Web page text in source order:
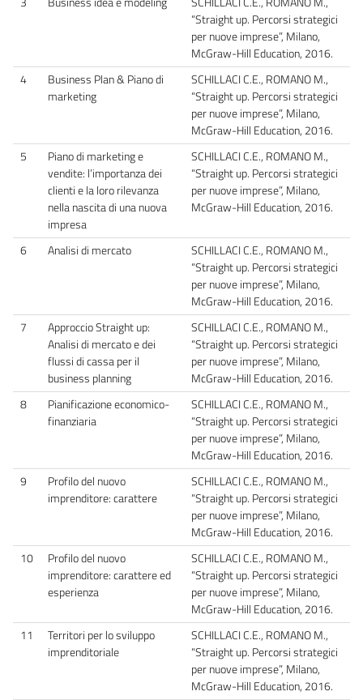
“Straight up. Percorsi strategici
per nuove imprese”, Milano,
McGraw-Hill Education, 2016.
4
Business Plan & Piano di
marketing
SCHILLACI C.E., ROMANO M.,
“Straight up. Percorsi strategici
per nuove imprese”, Milano,
McGraw-Hill Education, 2016.
5
Piano di marketing e
vendite: l’importanza dei
clienti e la loro rilevanza
nella nascita di una nuova
impresa
SCHILLACI C.E., ROMANO M.,
“Straight up. Percorsi strategici
per nuove imprese”, Milano,
McGraw-Hill Education, 2016.
6 Analisi di mercato
SCHILLACI C.E., ROMANO M.,
“Straight up. Percorsi strategici
per nuove imprese”, Milano,
McGraw-Hill Education, 2016.
7
Approccio Straight up:
Analisi di mercato e dei
flussi di cassa per il
business planning
SCHILLACI C.E., ROMANO M.,
“Straight up. Percorsi strategici
per nuove imprese”, Milano,
McGraw-Hill Education, 2016.
8
Pianificazione economico-
finanziaria
SCHILLACI C.E., ROMANO M.,
“Straight up. Percorsi strategici
per nuove imprese”, Milano,
McGraw-Hill Education, 2016.
9
Profilo del nuovo
imprenditore: carattere
SCHILLACI C.E., ROMANO M.,
“Straight up. Percorsi strategici
per nuove imprese”, Milano,
McGraw-Hill Education, 2016.
10
Profilo del nuovo
imprenditore: carattere ed
esperienza
SCHILLACI C.E., ROMANO M.,
“Straight up. Percorsi strategici
per nuove imprese”, Milano,
McGraw-Hill Education, 2016.
11
Territori per lo sviluppo
imprenditoriale
SCHILLACI C.E., ROMANO M.,
“Straight up. Percorsi strategici
per nuove imprese”, Milano,
McGraw-Hill Education, 2016.